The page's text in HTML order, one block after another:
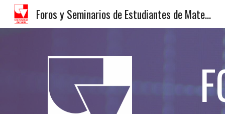
Foros y Seminarios de Estudiantes de Matemáticas